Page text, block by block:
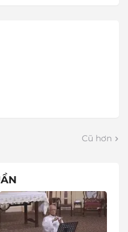
Cũ hơn